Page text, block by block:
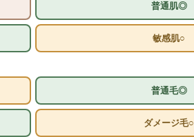
普通肌◎
敏感肌○
普通毛◎
ダメージ毛○